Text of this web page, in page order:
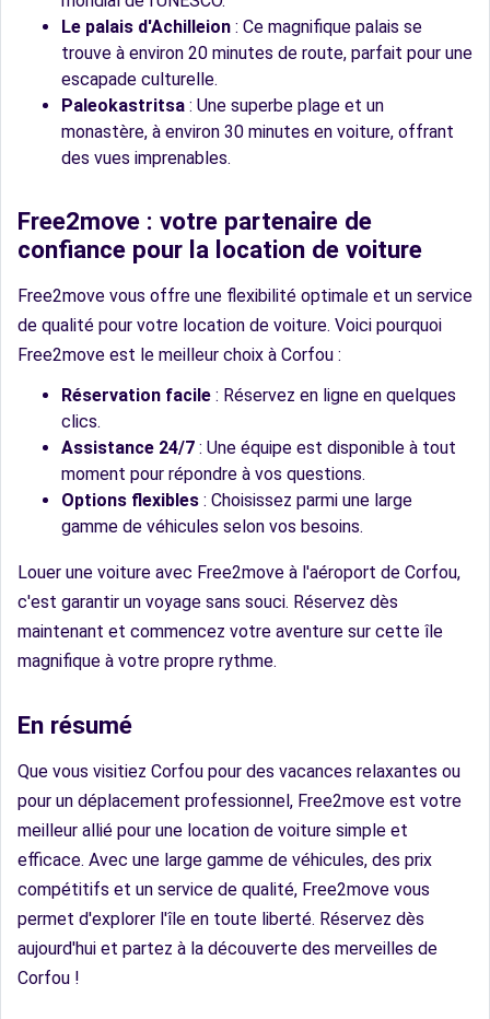
Le palais d'Achilleion : Ce magnifique palais se
trouve à environ 20 minutes de route, parfait pour une
escapade culturelle.
Paleokastritsa : Une superbe plage et un
monastère, à environ 30 minutes en voiture, offrant
des vues imprenables.
Free2move : votre partenaire de
confiance pour la location de voiture
Free2move vous offre une flexibilité optimale et un service
de qualité pour votre location de voiture. Voici pourquoi
Free2move est le meilleur choix à Corfou :
Réservation facile : Réservez en ligne en quelques
clics.
Assistance 24/7 : Une équipe est disponible à tout
moment pour répondre à vos questions.
Options flexibles : Choisissez parmi une large
gamme de véhicules selon vos besoins.
Louer une voiture avec Free2move à l'aéroport de Corfou,
c'est garantir un voyage sans souci. Réservez dès
maintenant et commencez votre aventure sur cette île
magnifique à votre propre rythme.
En résumé
Que vous visitiez Corfou pour des vacances relaxantes ou
pour un déplacement professionnel, Free2move est votre
meilleur allié pour une location de voiture simple et
efficace. Avec une large gamme de véhicules, des prix
compétitifs et un service de qualité, Free2move vous
permet d'explorer l'île en toute liberté. Réservez dès
aujourd'hui et partez à la découverte des merveilles de
Corfou !